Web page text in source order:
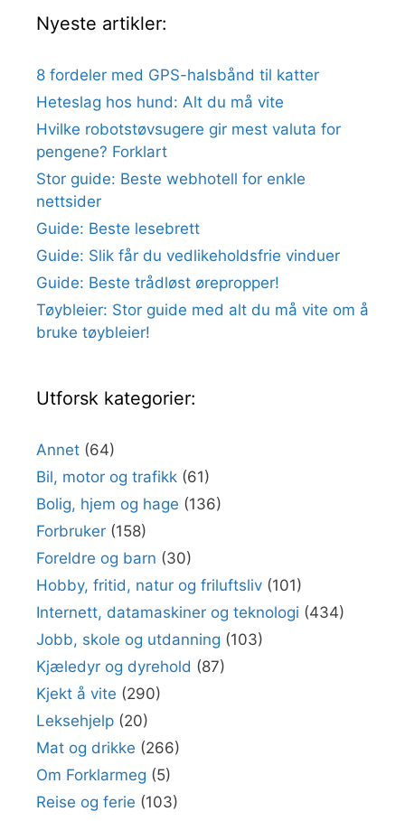
Nyeste artikler:
8 fordeler med GPS-halsbånd til katter
Heteslag hos hund: Alt du må vite
Hvilke robotstøvsugere gir mest valuta for
pengene? Forklart
Stor guide: Beste webhotell for enkle
nettsider
Guide: Beste lesebrett
Guide: Slik får du vedlikeholdsfrie vinduer
Guide: Beste trådløst ørepropper!
Tøybleier: Stor guide med alt du må vite om å
bruke tøybleier!
Utforsk kategorier:
Annet (64)
Bil, motor og trafikk (61)
Bolig, hjem og hage (136)
Forbruker (158)
Foreldre og barn (30)
Hobby, fritid, natur og friluftsliv (101)
Internett, datamaskiner og teknologi (434)
Jobb, skole og utdanning (103)
Kjæledyr og dyrehold (87)
Kjekt å vite (290)
Leksehjelp (20)
Mat og drikke (266)
Om Forklarmeg (5)
Reise og ferie (103)